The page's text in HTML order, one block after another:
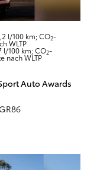
l/100 km; CO2-
WLTP
l/100 km; CO2-
nach WLTP
Auto Awards